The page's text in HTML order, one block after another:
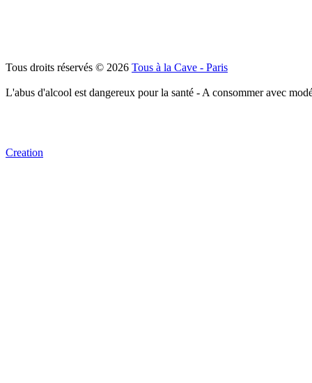
Tous droits réservés © 2026 Tous à la Cave - Paris
L'abus d'alcool est dangereux pour la santé - A consommer avec
Creation